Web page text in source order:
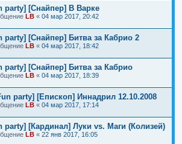
party] [Снайпер] В Варке
LB « 04 мар 2017, 20:42
party] [Снайпер] Битва за Кабрио 2
LB « 04 мар 2017, 18:42
party] [Снайпер] Битва за Кабрио
LB « 04 мар 2017, 18:39
party] [Епископ] Иннадрил 12.10.2008
LB « 04 мар 2017, 17:14
party] [Кардинал] Луки vs. Маги (Колизей)
LB « 22 янв 2017, 16:05